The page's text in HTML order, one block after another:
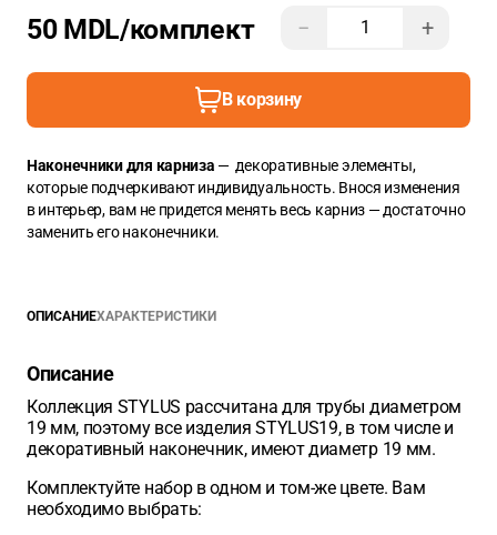
50 MDL/комплект − +
В корзину
Наконечники для карниза — декоративные элементы,
которые подчеркивают индивидуальность. Внося изменения
в интерьер, вам не придется менять весь карниз — достаточно
заменить его наконечники.
ОПИСАНИЕХАРАКТЕРИСТИКИ
Описание
Коллекция STYLUS рассчитана для трубы диаметром
19 мм, поэтому все изделия STYLUS19, в том числе и
декоративный наконечник, имеют диаметр 19 мм.
Комплектуйте набор в одном и том-же цвете. Вам
необходимо выбрать: